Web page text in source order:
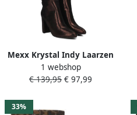
Mexx Krystal Indy Laarzen
Textiel Dames Bronskleurig
1 webshop
€ 139,95 € 97,99
33%